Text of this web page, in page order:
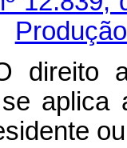
direito
aplica